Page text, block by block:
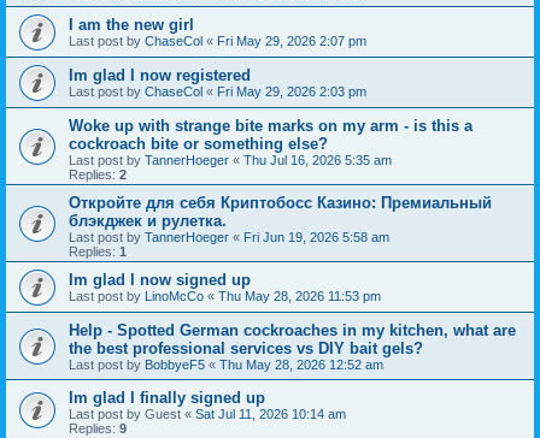
I am the new girl
Last post by ChaseCol « Fri May 29, 2026 2:07 pm
Im glad I now registered
Last post by ChaseCol « Fri May 29, 2026 2:03 pm
Woke up with strange bite marks on my arm - is this a
cockroach bite or something else?
Last post by TannerHoeger « Thu Jul 16, 2026 5:35 am
Replies: 2
Откройте для себя Криптобосс Казино: Премиальный
блэкджек и рулетка.
Last post by TannerHoeger « Fri Jun 19, 2026 5:58 am
Replies: 1
Im glad I now signed up
Last post by LinoMcCo « Thu May 28, 2026 11:53 pm
Help - Spotted German cockroaches in my kitchen, what are
the best professional services vs DIY bait gels?
Last post by BobbyeF5 « Thu May 28, 2026 12:52 am
Im glad I finally signed up
Last post by Guest « Sat Jul 11, 2026 10:14 am
Replies: 9